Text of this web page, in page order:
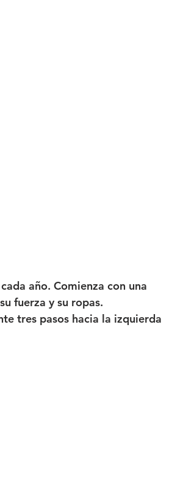
año. Comienza con una
fuerza y ​​su ropas.
tres pasos hacia la izquierda